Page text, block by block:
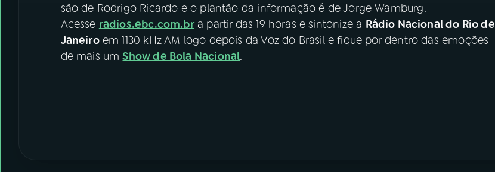
são de Rodrigo Ricardo e o plantão da informação é de Jorge Wamburg.
Acesse radios.ebc.com.bra partir das 19 horas e sintonize a Rádio Nacional do Rio de
Janeiroem 1130 kHz AM logo depois da Voz do Brasil e fique por dentro das emoções
de mais umShow de Bola Nacional.